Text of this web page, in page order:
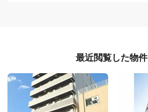
最近閲覧した物件